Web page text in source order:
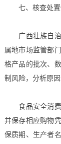
七、核查处置
广西壮族自治
属地市场监管部
格产品的批次、
制风险，分析原
食品安全消费
并保存相应购物
保质期、生产者